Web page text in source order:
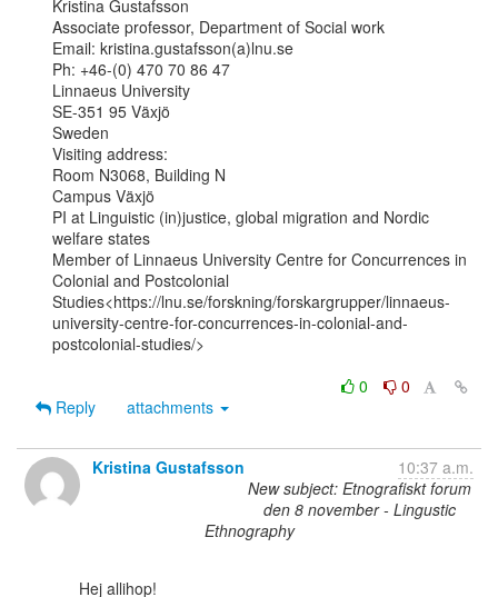
Kristina Gustafsson
Associate professor, Department of Social work
Email: kristina.gustafsson(a)lnu.se
Ph: +46-(0) 470 70 86 47
Linnaeus University
SE-351 95 Växjö
Sweden
Visiting address:
Room N3068, Building N
Campus Växjö
PI at Linguistic (in)justice, global migration and Nordic
welfare states
Member of Linnaeus University Centre for Concurrences in
Colonial and Postcolonial
Studies<https://lnu.se/forskning/forskargrupper/linnaeus-
university-centre-for-concurrences-in-colonial-and-
postcolonial-studies/>
0
0
Reply
attachments
Kristina Gustafsson
10:37 a.m.
New subject: Etnografiskt forum
den 8 november - Lingustic
Ethnography